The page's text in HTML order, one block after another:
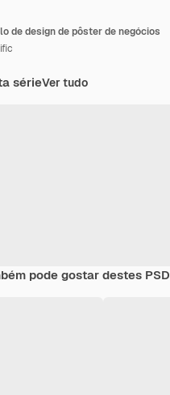
de design de pôster de negócios
sérieVer tudo
pode gostar destes PSD